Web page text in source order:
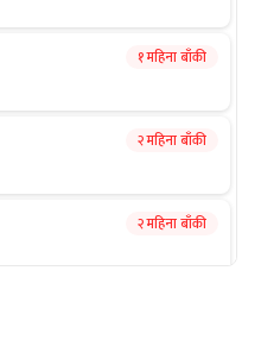
१ महिना बाँकी
२ महिना बाँकी
२ महिना बाँकी